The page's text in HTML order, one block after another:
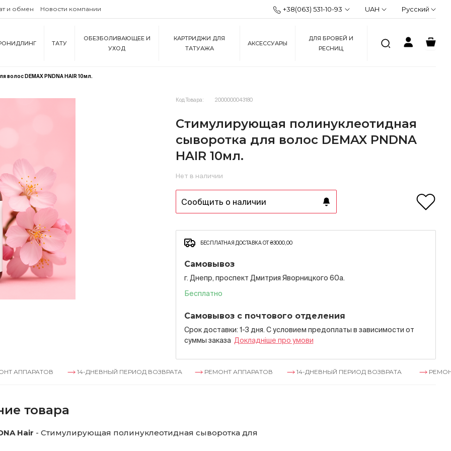
и обмен Новости компании +38(063) 531-10-93 UAH Русский
ТАТУ
ОБЕЗБОЛИВАЮЩЕЕ И
УХОД
КАРТРИДЖИ ДЛЯ
ТАТУАЖА
АКСЕССУАРЫ
ДЛЯ БРОВЕЙ И
РЕСНИЦ
DEMAX PNDNA HAIR 10мл.
Код Товара: 2000000043180
Стимулирующая полинуклеотидная
сыворотка для волос DEMAX PNDNA
HAIR 10мл.
Нет в наличии
Сообщить о наличии
БЕСПЛАТНАЯ ДОСТАВКА ОТ ₴3000,00
Самовывоз
г. Днепр, проспект Дмитрия Яворницкого 60а.
Бесплатно
Самовывоз с почтового отделения
Срок доставки: 1-3 дня. С условием предоплаты в зависимости от
суммы заказа Докладнiше про умови
14-ДНЕВНЫЙ ПЕРИОД ВОЗВРАТА РЕМОНТ АППАРАТОВ 14-ДНЕВНЫЙ ПЕРИОД ВОЗВРАТА РЕМОНТ
товара
Hair - Стимулирующая полинуклеотидная сыворотка для